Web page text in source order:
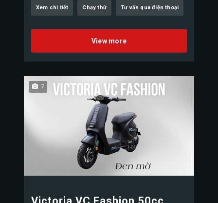
Xem chi tiết Chạy thử Tư vấn qua điện thoại
View more
7